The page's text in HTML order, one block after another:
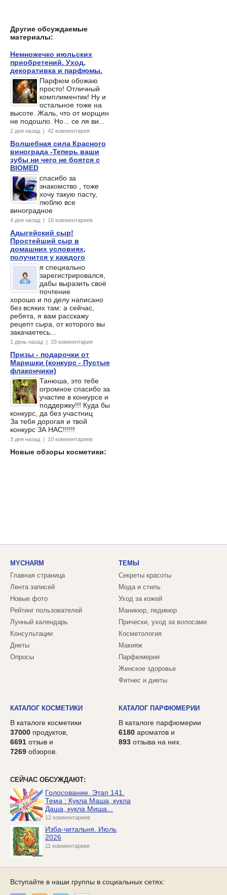
Другие обсуждаемые
материалы:
Немножечко июльских
приобретений. Уход,
декоративка и парфюмы.
Парфюм обожаю
просто! Отличный
комплиментик! Ну и
остальное тоже на
высоте. Жаль, что от морщин
не подошло. Но... се ля ви...
2 дня назад | 42 комментария
Волшебная сила Красного
винограда -Теперь ваши
зубы ни чего не боятся с
BIOMED
спасибо за
знакомство , тоже
хочу такую пасту,
люблю все
виноградное
4 дня назад | 16 комментариев
Адыгейский сыр!
Простейший сыр в
домашних условиях,
получится у каждого
я специально
зарегистрировался,
дабы выразить своё
почтение
хорошо и по делу написано
без всяких там: а сейчас,
ребята, я вам расскажу
рецепт сыра, от которого вы
закачаетесь...
1 день назад | 33 комментария
Призы - подарочки от
Маришки (конкурс - Пустые
флакончики)
Танюша, это тебе
огромное спасибо за
участие в конкурсе и
поддержку!!! Куда бы
конкурс, да без участниц
За тебя дорогая и твой
конкурс ЗА НАС!!!!!!
3 дня назад | 10 комментариев
Новые обзоры косметики:
MYCHARM
Главная страница
Лента записей
Новые фото
Рейтинг пользователей
Лунный календарь
Консультации
Диеты
Опросы
ТЕМЫ
Секреты красоты
Мода и стиль
Уход за кожей
Маникюр, педикюр
Прически, уход за волосами
Косметология
Макияж
Парфюмерия
Женское здоровье
Фитнес и диеты
КАТАЛОГ КОСМЕТИКИ
В каталоге косметики
37000 продуктов,
6691 отзыв и
7269 обзоров.
КАТАЛОГ ПАРФЮМЕРИИ
В каталоге парфюмерии
6180 ароматов и
893 отзыва на них.
СЕЙЧАС ОБСУЖДАЮТ:
Голосование. Этап 141.
Тема : Кукла Маша, кукла
Даша, кукла Миша...
12 комментариев
Изба-читальня. Июль
2026
11 комментариев
Вступайте в наши группы в социальных сетях: